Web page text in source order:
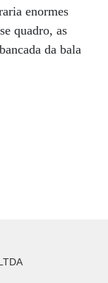
enormes
quadro, as
da bala